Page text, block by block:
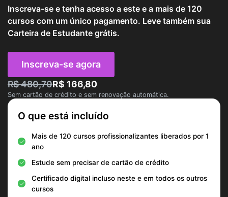
Inscreva-se e tenha acesso a este e a mais de 120
cursos com um único pagamento. Leve também sua
Carteira de Estudante grátis.
Inscreva-se agora
R$ 480,70R$ 166,80
Sem cartão de crédito e sem renovação automática.
O que está incluído
Mais de 120 cursos profissionalizantes liberados por 1
ano
Estude sem precisar de cartão de crédito
Certificado digital incluso neste e em todos os outros
cursos